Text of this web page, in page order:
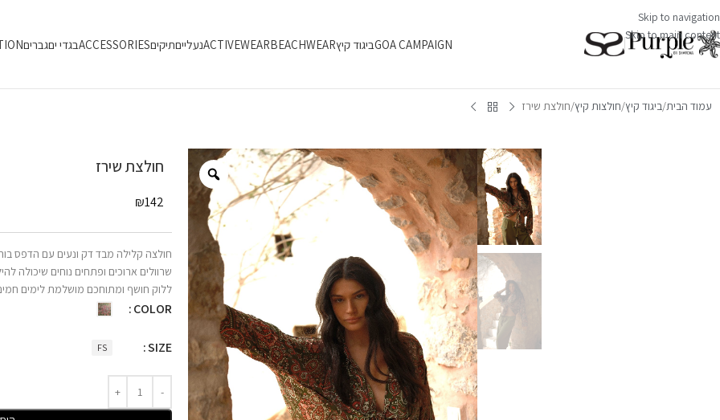
Skip to navigation
Skip to main content
GOA CAMPAIGNביגוד קיץBEACHWEAR
ACTIVEWEARנעלייםתיקיםACCESSORIESבגדי יםגברים
עמוד הבית ביגוד קיץ חולצות קיץ חולצת שירז
חולצת שירז
₪142
חולצה קלילה מבד דק ונעים עם הדפס
שרוולים ארוכים ופתחים נוחים שיכולה
ללוק חושף ומתוחכם מושלמת לימים
COLOR
SIZE
FS